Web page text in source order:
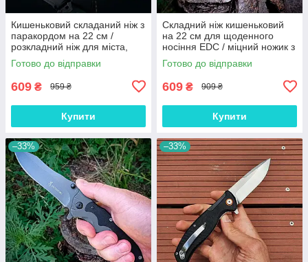
Кишеньковий складаний ніж з
паракордом на 22 см /
розкладний ніж для міста,
для походу
Готово до відправки
609 ₴ 959 ₴
Купити
Складний ніж кишеньковий
на 22 см для щоденного
носіння EDC / міцний ножик з
кліпсою на пояс, АК-180
Готово до відправки
609 ₴ 909 ₴
Купити
–33% –33%